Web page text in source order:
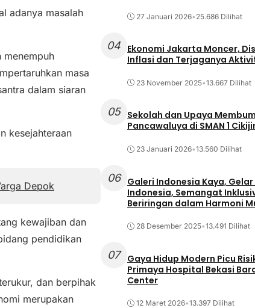
adanya masalah
menempuh
masa
dalam siaran
kesejahteraan
Depok
kewajiban dan
pendidikan
dan berpihak
merupakan
27 Januari 2026• 25.686 Dilihat
04 Ekonomi Jakarta Moncer,
Inflasi dan Terjaganya
23 November 2025•13.667 Dilihat
05
Sekolah dan Upaya
Pancawaluya di SMAN 1
23 Januari 2026•13.560 Dilihat
06
Galeri Indonesia Kaya,
Indonesia, Semangat
Beriringan dalam Harmoni
28 Desember 2025•13.491 Dilihat
07
Gaya Hidup Modern Picu
Primaya Hospital Bekasi
Center
12 Maret 2026•13.397 Dilihat